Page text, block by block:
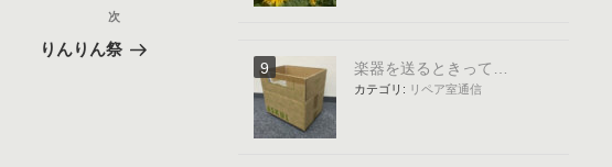
次
りんりん祭
楽器を送るときって…
カテゴリ: リペア室通信